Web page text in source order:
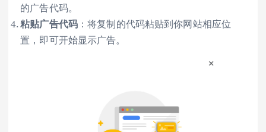
的广告代码。
粘贴广告代码：将复制的代码粘贴到你网站相应位
置，即可开始显示广告。